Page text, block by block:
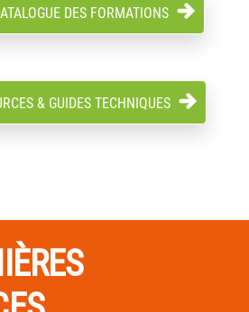
DES FORMATIONS
& GUIDES TECHNIQUES